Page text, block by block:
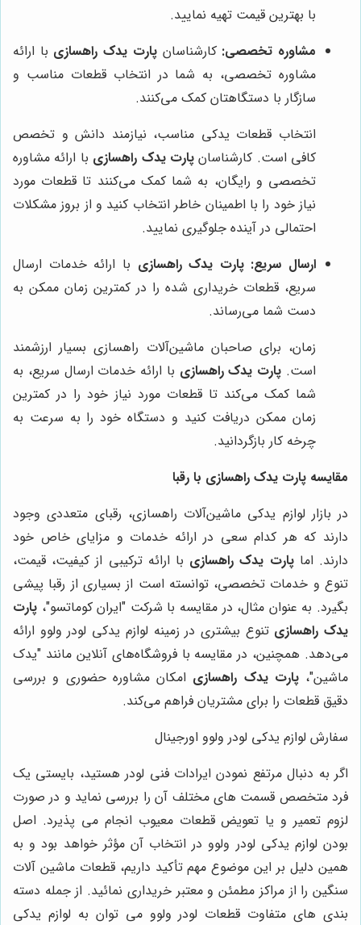
با بهترین قیمت تهیه نمایید.
مشاوره تخصصی: کارشناسانپارت یدک راهسازی با ارائه
مشاوره تخصصی، به شما در انتخاب قطعات مناسب و
سازگار با دستگاهتان کمک می‌کنند.
انتخاب قطعات یدکی مناسب، نیازمند دانش و تخصص
کافی است. کارشناسانپارت یدک راهسازی با ارائه مشاوره
تخصصی و رایگان، به شما کمک می‌کنند تا قطعات مورد
نیاز خود را با اطمینان خاطر انتخاب کنید و از بروز مشکلات
احتمالی در آینده جلوگیری نمایید.
ارسال سریع: پارت یدک راهسازی با ارائه خدمات ارسال
سریع، قطعات خریداری شده را در کمترین زمان ممکن به
دست شما می‌رساند.
زمان، برای صاحبان ماشین‌آلات راهسازی بسیار ارزشمند
است. پارت یدک راهسازی با ارائه خدمات ارسال سریع، به
شما کمک می‌کند تا قطعات مورد نیاز خود را در کمترین
زمان ممکن دریافت کنید و دستگاه خود را به سرعت به
چرخه کار بازگردانید.
مقایسه پارت یدک راهسازی با رقبا
در بازار لوازم یدکی ماشین‌آلات راهسازی، رقبای متعددی وجود
دارند که هر کدام سعی در ارائه خدمات و مزایای خاص خود
دارند. اماپارت یدک راهسازی با ارائه ترکیبی از کیفیت، قیمت،
تنوع و خدمات تخصصی، توانسته است از بسیاری از رقبا پیشی
بگیرد. به عنوان مثال، در مقایسه با شرکت "ایران کوماتسو"، پارت
یدک راهسازی تنوع بیشتری در زمینه لوازم یدکی لودر ولوو ارائه
می‌دهد. همچنین، در مقایسه با فروشگاه‌های آنلاین مانند "یدک
ماشین"،پارت یدک راهسازی امکان مشاوره حضوری و بررسی
دقیق قطعات را برای مشتریان فراهم می‌کند.
سفارش لوازم یدکی لودر ولوو اورجینال
اگر به دنبال مرتفع نمودن ایرادات فنی لودر هستید، بایستی یک
فرد متخصص قسمت های مختلف آن را بررسی نماید و در صورت
لزوم تعمیر و یا تعویض قطعات معیوب انجام می پذیرد. اصل
بودن لوازم یدکی لودر ولوو در انتخاب آن مؤثر خواهد بود و به
همین دلیل بر این موضوع مهم تأکید داریم، قطعات ماشین آلات
سنگین را از مراکز مطمئن و معتبر خریداری نمائید. از جمله دسته
بندی های متفاوت قطعات لودر ولوو می توان به لوازم یدکی